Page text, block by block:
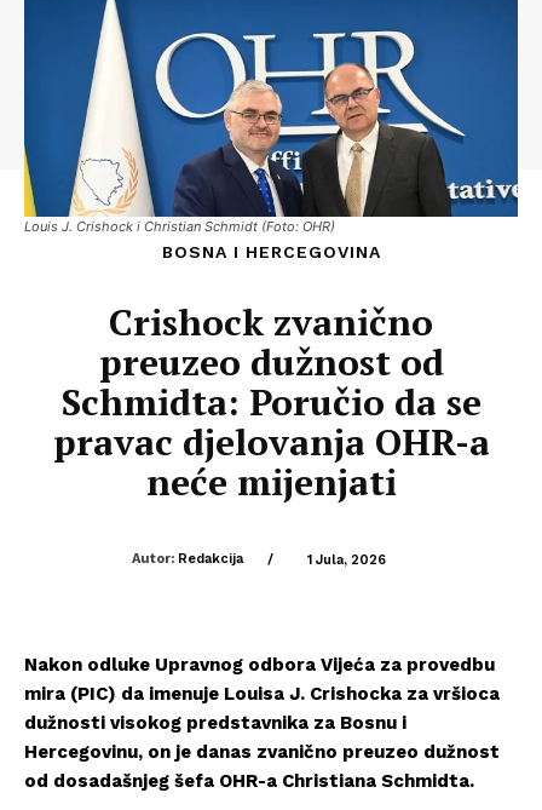
Louis J. Crishock i Christian Schmidt (Foto: OHR)
BOSNA I HERCEGOVINA
Crishock zvanično
preuzeo dužnost od
Schmidta: Poručio da se
pravac djelovanja OHR-a
neće mijenjati
Autor: Redakcija / 1 Jula, 2026
Nakon odluke Upravnog odbora Vijeća za provedbu
mira (PIC) da imenuje Louisa J. Crishocka za vršioca
dužnosti visokog predstavnika za Bosnu i
Hercegovinu, on je danas zvanično preuzeo dužnost
od dosadašnjeg šefa OHR-a Christiana Schmidta.